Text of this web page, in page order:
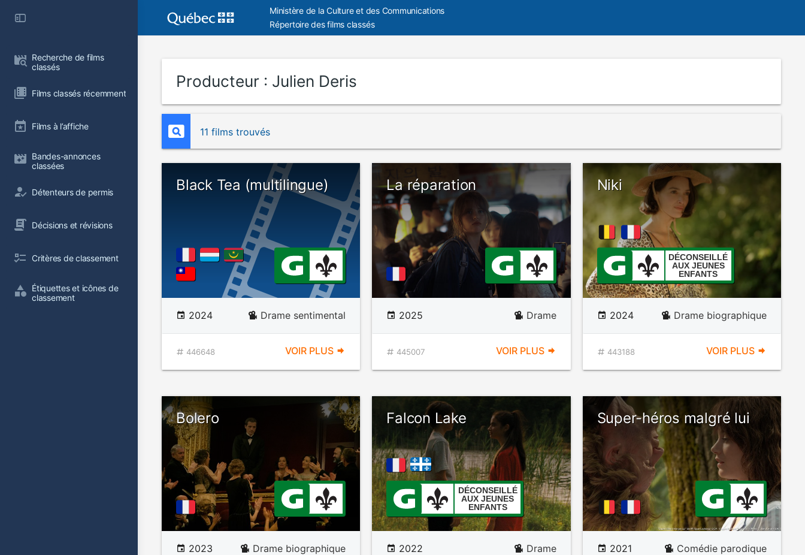
Recherche de films
classés
Films classés récemment
Films à l’affiche
Bandes-annonces
classées
Détenteurs de permis
Décisions et révisions
Critères de classement
Étiquettes et icônes de
classement
Ministère de la Culture et des Communications
Répertoire des films classés
Producteur : Julien Deris
11 films trouvés
Black Tea (multilingue)
2024 Drame sentimental
446648 VOIR PLUS
La réparation
2025 Drame
445007 VOIR PLUS
Niki
DÉCONSEILLÉ
AUX JEUNES
ENFANTS
2024 Drame biographique
443188 VOIR PLUS
Bolero
2023 Drame biographique
Falcon Lake
DÉCONSEILLÉ
AUX JEUNES
ENFANTS
2022 Drame
Super-héros malgré lui
2021 Comédie parodique